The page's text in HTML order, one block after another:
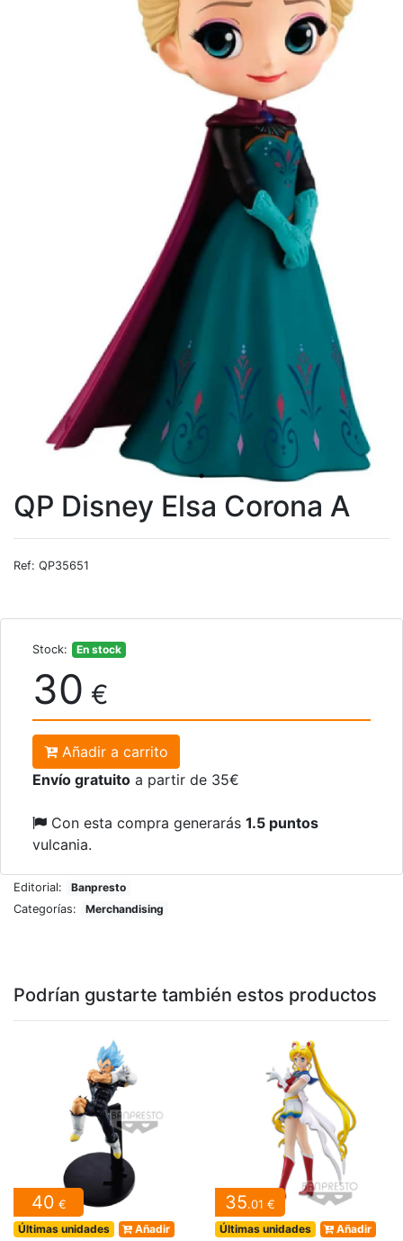
QP Disney Elsa Corona A
Ref: QP35651
Stock: En stock
30 €
Añadir a carrito
Envío gratuito a partir de 35€
Con esta compra generarás 1.5 puntos
vulcania.
Editorial:
Banpresto
Categorías:
Merchandising
Podrían gustarte también estos productos
40 €
Últimas unidades Añadir
35.01 €
Últimas unidades Añadir